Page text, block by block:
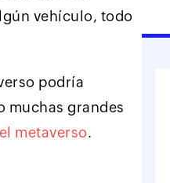
vehículo, todo
podría
muchas grandes
metaverso.